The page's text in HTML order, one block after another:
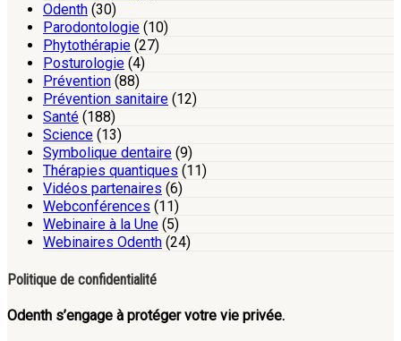
Odenth (30)
Parodontologie (10)
Phytothérapie (27)
Posturologie (4)
Prévention (88)
Prévention sanitaire (12)
Santé (188)
Science (13)
Symbolique dentaire (9)
Thérapies quantiques (11)
Vidéos partenaires (6)
Webconférences (11)
Webinaire à la Une (5)
Webinaires Odenth (24)
Politique de confidentialité
Odenth s’engage à protéger votre vie privée.